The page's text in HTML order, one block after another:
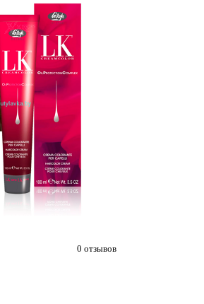
0 отзывов